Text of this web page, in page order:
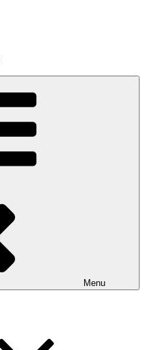
Menu